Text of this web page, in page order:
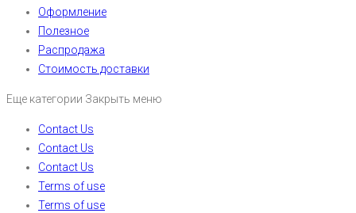
Оформление
Полезное
Распродажа
Стоимость доставки
Еще категории Закрыть меню
Contact Us
Contact Us
Contact Us
Terms of use
Terms of use